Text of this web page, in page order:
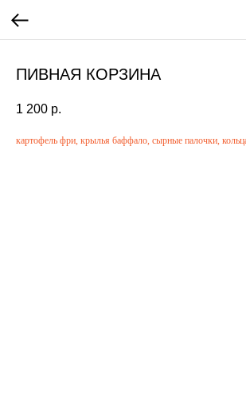
ПИВНАЯ КОРЗИНА
1 200 р.
картофель фри, крылья баффало, сырные палочки,